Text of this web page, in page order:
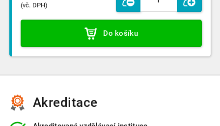
(vč. DPH)
Do košíku
Akreditace